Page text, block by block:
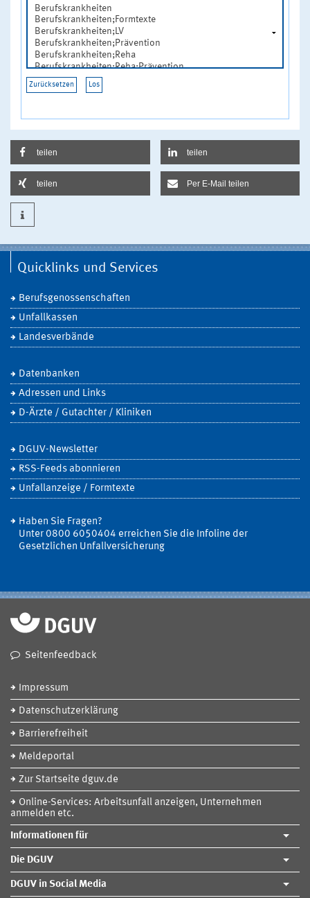
teilen teilen
teilen Per E-Mail teilen
Quicklinks und Services
Berufsgenossenschaften
Unfallkassen
Landesverbände
Datenbanken
Adressen und Links
D-Ärzte / Gutachter / Kliniken
DGUV-Newsletter
RSS-Feeds abonnieren
Unfallanzeige / Formtexte
Haben Sie Fragen?
Unter 0800 6050404 erreichen Sie die Infoline der
Gesetzlichen Unfallversicherung
Seitenfeedback
Impressum
Datenschutzerklärung
Barrierefreiheit
Meldeportal
Zur Startseite dguv.de
Online-Services: Arbeitsunfall anzeigen, Unternehmen
anmelden etc.
Informationen für
Die DGUV
DGUV in Social Media